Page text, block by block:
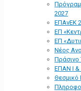
2027
ΕΠΑνΕΚ
ΕΠ
ΕΠ
Νέος
Πράσινο
ΕΠΑΝ Ι &
Θεσμικό